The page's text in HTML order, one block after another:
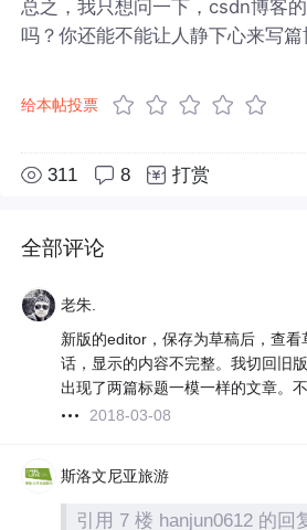
总之，我只想问一下，csdn博客
吗？你还能不能让人静下心来写篇
给本帖投票
311 8 打赏
全部评论
老朱.
新版的editor，保存为草稿后，查看
话，显示的内容不完整。我切回旧
出现了两篇标题一模一样的文章。
2018-03-08
斯洛文尼亚旅游
引用 7 楼 hanjun0612 的回